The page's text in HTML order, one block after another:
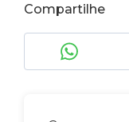
Compartilhe